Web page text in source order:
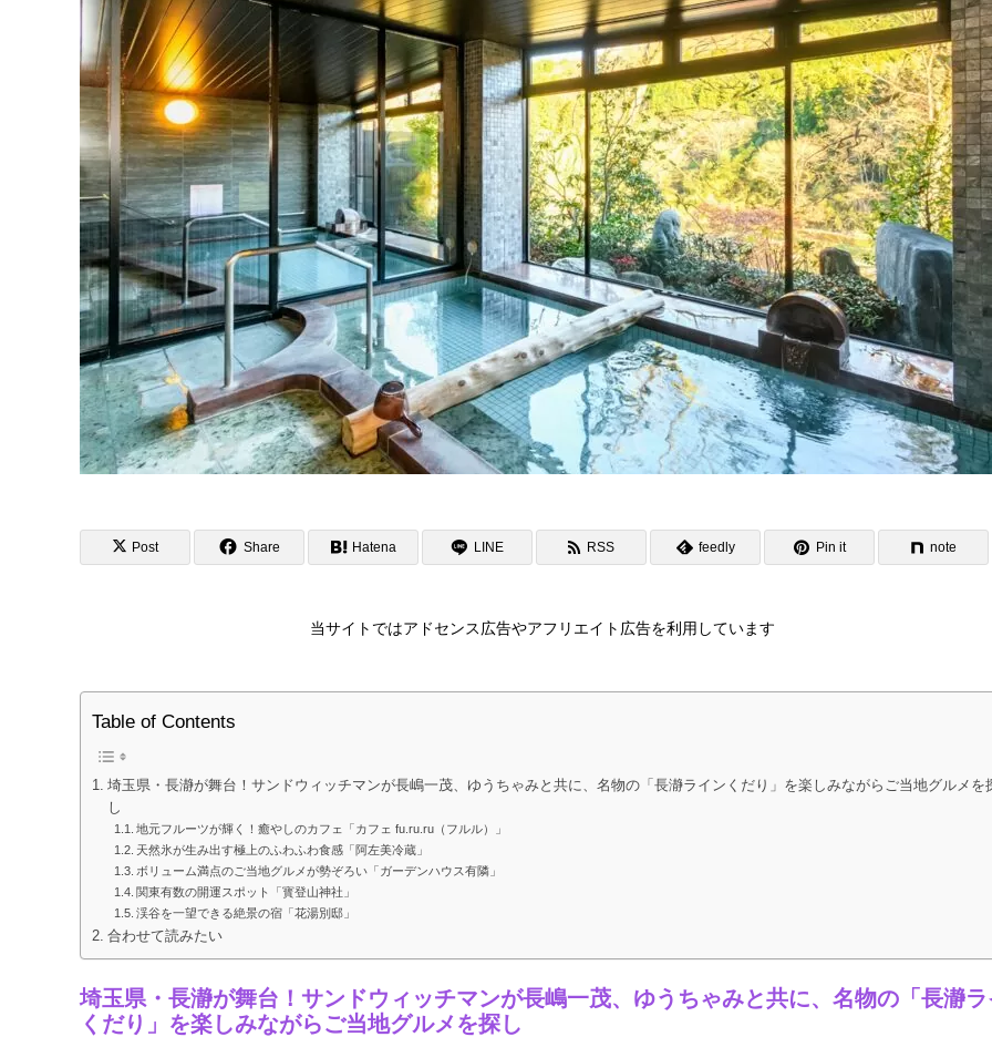
Post Share Hatena LINE RSS feedly Pin it note
当サイトではアドセンス広告やアフリエイト広告を利用しています
Table of Contents
埼玉県・長瀞が舞台！サンドウィッチマンが長嶋一茂、ゆうちゃみと共に、名物の「長瀞ラインくだり」を楽しみながらご当地グルメを
し
地元フルーツが輝く！癒やしのカフェ「カフェ fu.ru.ru（フルル）」
天然氷が生み出す極上のふわふわ食感「阿左美冷蔵」
ボリューム満点のご当地グルメが勢ぞろい「ガーデンハウス有隣」
関東有数の開運スポット「寳登山神社」
渓谷を一望できる絶景の宿「花湯別邸」
合わせて読みたい
埼玉県・長瀞が舞台！サンドウィッチマンが長嶋一茂、ゆうちゃみと共に、名物の「長瀞ラ
くだり」を楽しみながらご当地グルメを探し